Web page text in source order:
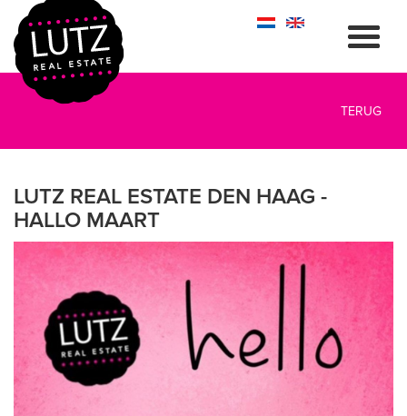
TERUG
LUTZ REAL ESTATE DEN HAAG -
HALLO MAART